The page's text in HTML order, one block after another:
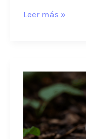
Leer más »
Agarikon
amazónico:
el
hongo
de